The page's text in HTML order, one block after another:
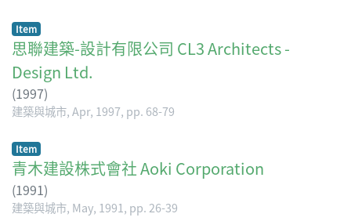
Item
思聯建築-設計有限公司 CL3 Architects -
Design Ltd.
(1997)
建築與城市, Apr, 1997, pp. 68-79
Item
青木建設株式會社 Aoki Corporation
(1991)
建築與城市, May, 1991, pp. 26-39